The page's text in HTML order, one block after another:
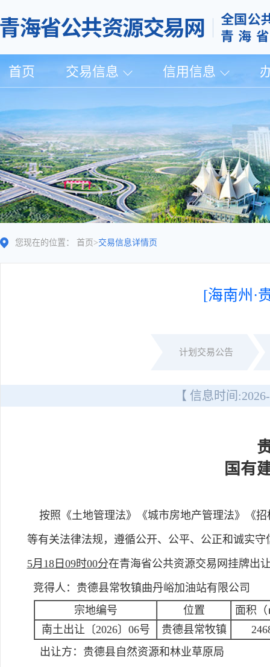
首页 交易信息 信用信息
您现在的位置： 首页 >交易信息详情页
[海南州·
计划交易公告
【 信息时间:
国有
按照《土地管理法》《城市房地产管理法》《
等有关法律法规，遵循公开、公平、公正和诚实守
5月18日09时00分在青海省公共资源交易网挂牌出
竞得人：贵德县常牧镇曲丹峪加油站有限公司
宗地编号
位置
面积（
南土出让〔2026〕06号
贵德县常牧镇
出让方： 贵德县自然资源和林业草原局